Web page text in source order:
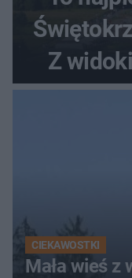
Z
szczyt
CIEKAWOSTKI
Mała wieś z